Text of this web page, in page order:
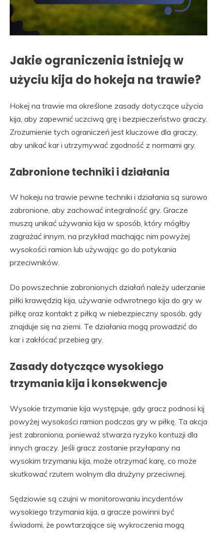
Jakie ograniczenia istnieją w
użyciu kija do hokeja na trawie?
Hokej na trawie ma określone zasady dotyczące użycia
kija, aby zapewnić uczciwą grę i bezpieczeństwo graczy.
Zrozumienie tych ograniczeń jest kluczowe dla graczy,
aby unikać kar i utrzymywać zgodność z normami gry.
Zabronione techniki i działania
W hokeju na trawie pewne techniki i działania są surowo
zabronione, aby zachować integralność gry. Gracze
muszą unikać używania kija w sposób, który mógłby
zagrażać innym, na przykład machając nim powyżej
wysokości ramion lub używając go do potykania
przeciwników.
Do powszechnie zabronionych działań należy uderzanie
piłki krawędzią kija, używanie odwrotnego kija do gry w
piłkę oraz kontakt z piłką w niebezpieczny sposób, gdy
znajduje się na ziemi. Te działania mogą prowadzić do
kar i zakłócać przebieg gry.
Zasady dotyczące wysokiego
trzymania kija i konsekwencje
Wysokie trzymanie kija występuje, gdy gracz podnosi kij
powyżej wysokości ramion podczas gry w piłkę. Ta akcja
jest zabroniona, ponieważ stwarza ryzyko kontuzji dla
innych graczy. Jeśli gracz zostanie przyłapany na
wysokim trzymaniu kija, może otrzymać karę, co może
skutkować rzutem wolnym dla drużyny przeciwnej.
Sędziowie są czujni w monitorowaniu incydentów
wysokiego trzymania kija, a gracze powinni być
świadomi, że powtarzające się wykroczenia mogą